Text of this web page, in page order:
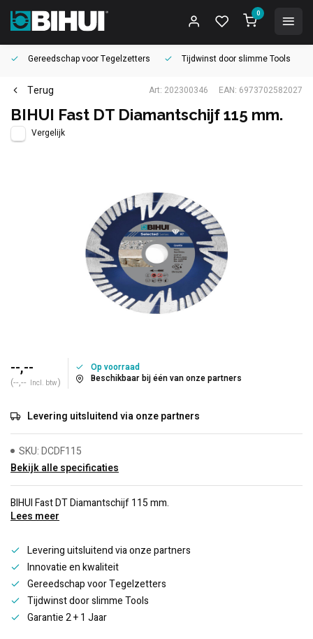
0
Gereedschap voorTegelzetters Tijdwinst door slimme Tools
Terug Art: 202300346 EAN: 6973702582027
BIHUI Fast DT Diamantschijf 115 mm.
Vergelijk
--,--
(--,-- Incl. btw)
Op voorraad
Beschikbaar bij één van onze partners
Levering uitsluitend via onze partners
SKU: DCDF115
Bekijk alle specificaties
BIHUI Fast DT Diamantschijf 115 mm.
Lees meer
Levering uitsluitend via onze partners
Innovatie en kwaliteit
Gereedschap voor Tegelzetters
Tijdwinst door slimme Tools
Garantie 2 + 1 Jaar